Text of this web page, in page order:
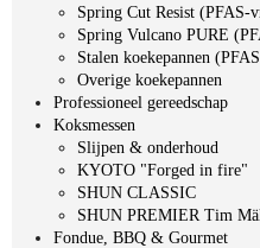
Spring Cut Resist (PFAS-
Spring Vulcano PURE
Stalen koekepannen
Overige koekepannen
Professioneel gereedschap
Koksmessen
Slijpen & onderhoud
KYOTO "Forged in fire"
SHUN CLASSIC
SHUN PREMIER Tim
Fondue, BBQ & Gourmet